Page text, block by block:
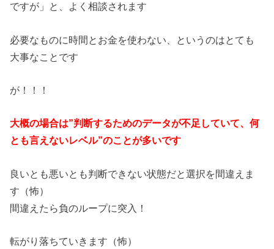
ですが」と
、よく相談されます
必要なものに時間とお金を使わない、というのはとても
大事なこと です
が！！！
大概の場合は”判断するためのデータが不足していて、何
とも言えないレベル”のことが多いです
良いとも悪いとも判断できない状態だと選択を間違えま
す（怖）
間違えたら負のループに突入！
転がり落ちていきます（怖）